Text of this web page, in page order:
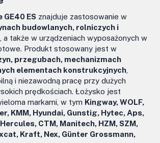
GE40 ES znajduje zastosowanie w
budowlanych, rolniczych i
, a także w urządzeniach wyposażonych w
Produkt stosowany jest w
przegubach, mechanizmach
elementach konstrukcyjnych
i niezawodną pracę przy dużych
prędkościach. Łożysko jest
markami, w tym Kingway, WOLF,
KMM, Hyundai, Gunstig, Hytec, Aps,
CTM, Manitech, HZM, SZM,
Kraft, Nex, Günter Grossmann,